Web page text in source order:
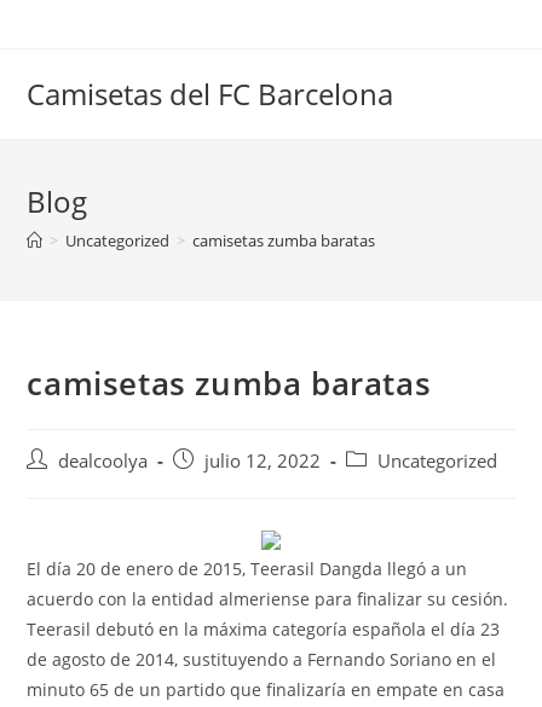
Camisetas del FC Barcelona
Blog
> Uncategorized > camisetas zumba baratas
camisetas zumba baratas
Autordealcoolya
Publicación
julio 12, 2022
Categoría
Uncategorized
El día 20 de enero de 2015, Teerasil Dangda llegó a un
acuerdo con la entidad almeriense para finalizar su cesión.
Teerasil debutó en la máxima categoría española el día 23
de agosto de 2014, sustituyendo a Fernando Soriano en el
minuto 65 de un partido que finalizaría en empate en casa